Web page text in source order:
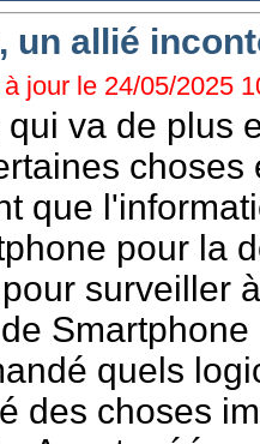
un allié
jour le 24/05/2025
va de plus
choses
que
pour la
surveiller
quels
des choses